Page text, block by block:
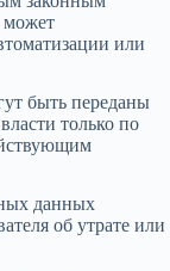
может
или
быть переданы
только по
данных
об утрате или